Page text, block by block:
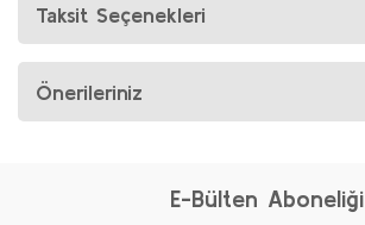
Taksit Seçenekleri
Önerileriniz
E-Bülten Aboneliği